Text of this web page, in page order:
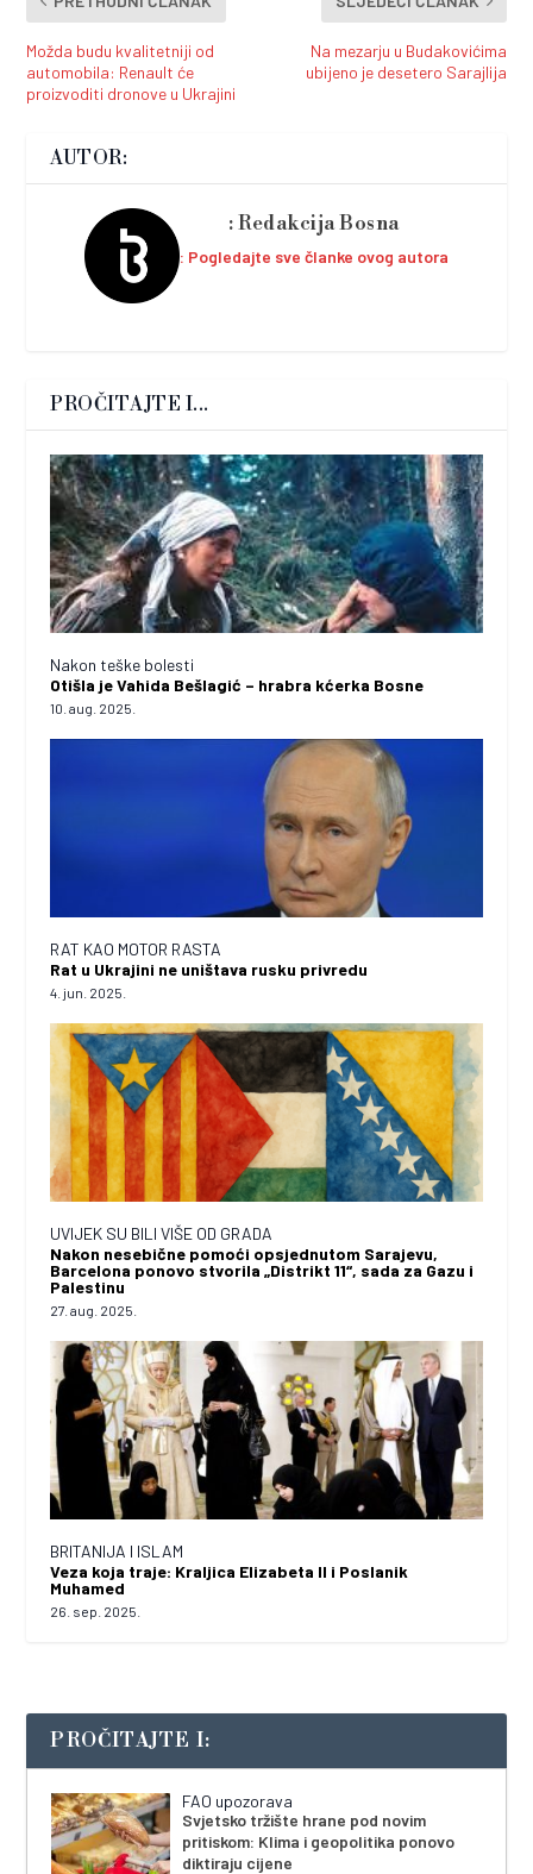
Možda budu kvalitetniji od
automobila: Renault će
proizvoditi dronove u Ukrajini
Na mezarju u Budakovićima
ubijeno je desetero Sarajlija
AUTOR:
Redakcija Bosna
Pogledajte sve članke ovog autora
PROČITAJTE I...
Nakon teške bolesti
Otišla je Vahida Bešlagić – hrabra kćerka Bosne
10. aug. 2025.
RAT KAO MOTOR RASTA
Rat u Ukrajini ne uništava rusku privredu
4. jun. 2025.
UVIJEK SU BILI VIŠE OD GRADA
Nakon nesebične pomoći opsjednutom Sarajevu,
Barcelona ponovo stvorila „Distrikt 11“, sada za Gazu i
Palestinu
27. aug. 2025.
BRITANIJA I ISLAM
Veza koja traje: Kraljica Elizabeta II i Poslanik
Muhamed
26. sep. 2025.
PROČITAJTE I:
FAO upozorava
Svjetsko tržište hrane pod novim
pritiskom: Klima i geopolitika ponovo
diktiraju cijene